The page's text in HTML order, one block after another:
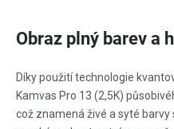
Obraz plný barev a
Díky použití technologie
Kamvas Pro 13 (2,5K)
což znamená živé a syté